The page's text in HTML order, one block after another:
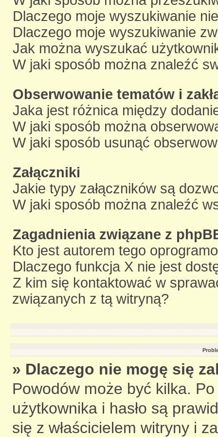
Dlaczego moje wyszukiwanie
Dlaczego moje wyszukiwanie
Jak można wyszukać
W jaki sposób można znaleźć
Obserwowanie tematów i
Jaka jest różnica między
W jaki sposób można
W jaki sposób usunąć
Załączniki
Jakie typy załączników są
W jaki sposób można znaleźć
Zagadnienia związane z
Kto jest autorem tego
Dlaczego funkcja X nie jest
Z kim się kontaktować w
związanych z tą witryną?
» Dlaczego nie mogę się
Powodów może być kilka.
użytkownika i hasło są
się z właścicielem witryny i